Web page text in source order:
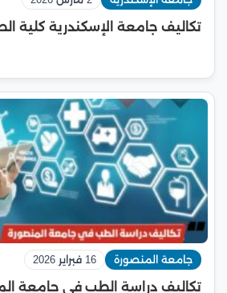
تكاليف جامعة الإسكندرية كلية
جامعة المنصورة 16 فبراير 2026
تكاليف دراسة الطب في جامعة